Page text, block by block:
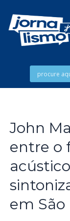
John
entre o
em São